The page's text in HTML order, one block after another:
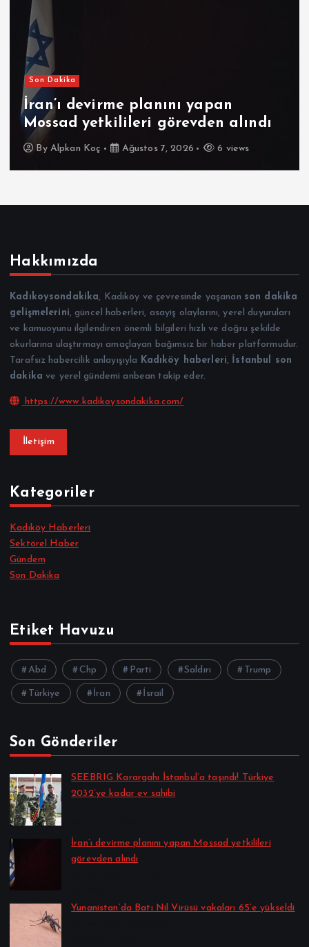
Son Dakika
İran’ı devirme planını yapan
Mossad yetkilileri görevden alındı
By Alpkan Koç Ağustos 7, 2026 6 views
Hakkımızda
Kadıkoysondakika, Kadıköy ve çevresinde yaşanan son dakika
gelişmelerini, güncel haberleri, asayiş olaylarını, yerel duyuruları
ve kamuoyunu ilgilendiren önemli bilgileri hızlı ve doğru şekilde
okurlarına ulaştırmayı amaçlayan bağımsız bir haber platformudur.
Tarafsız habercilik anlayışıyla Kadıköy haberleri, İstanbul son
dakika ve yerel gündemi anbean takip eder.
https://www.kadikoysondakika.com/
İletişim
Kategoriler
Kadıköy Haberleri
Sektörel Haber
Gündem
Son Dakika
Etiket Havuzu
Abd Chp Parti Saldırı Trump
Türkiye İran İsrail
Son Gönderiler
SEEBRIG Karargahı İstanbul’a taşındı! Türkiye
2032’ye kadar ev sahibi
İran’ı devirme planını yapan Mossad yetkilileri
görevden alındı
Yunanistan’da Batı Nil Virüsü vakaları 65’e yükseldi